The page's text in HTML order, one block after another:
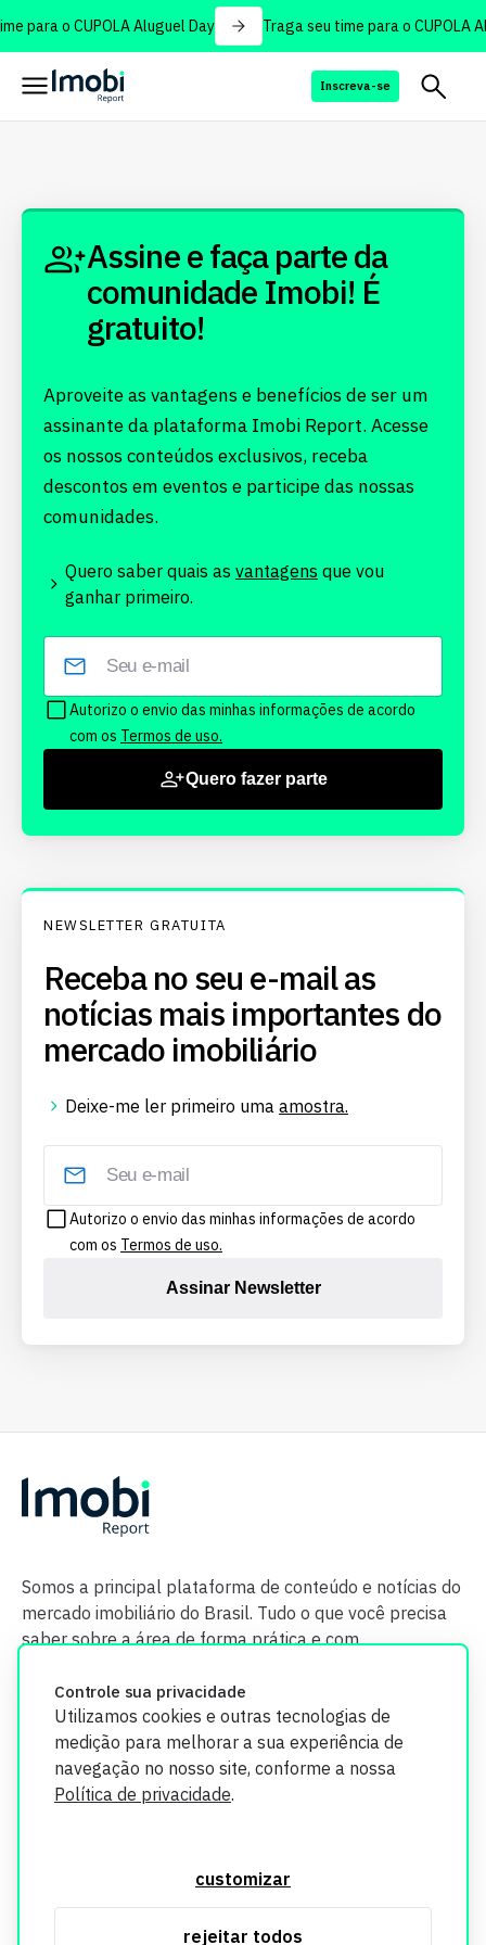
para o CUPOLA Aluguel Day Traga seu time para o CUPOLA
Inscreva-se
Controle sua privacidade
Utilizamos cookies e outras tecnologias de
medição para melhorar a sua experiência de
navegação no nosso site, conforme a nossa
Política de privacidade.
customizar
rejeitar todos
Assine e faça parte da
comunidade Imobi! É
gratuito!
Aproveite as vantagens e benefícios de ser um
assinante da plataforma Imobi Report. Acesse
os nossos conteúdos exclusivos, receba
descontos em eventos e participe das nossas
comunidades.
Quero saber quais as vantagens que vou
ganhar primeiro.
Autorizo o envio das minhas informações de acordo
com os Termos de uso.
Quero fazer parte
NEWSLETTER GRATUITA
Receba no seu e-mail as
notícias mais importantes do
mercado imobiliário
Deixe-me ler primeiro uma amostra.
Autorizo o envio das minhas informações de acordo
com os Termos de uso.
Assinar Newsletter
Somos a principal plataforma de conteúdo e notícias do
mercado imobiliário do Brasil. Tudo o que você precisa
saber sobre a área de forma prática e com
segurança. Todos os dados coletados em nosso site são
utilizados exclusivamente para fins de aprimoramento de
informações, consulte nossa Política de Privacidade.